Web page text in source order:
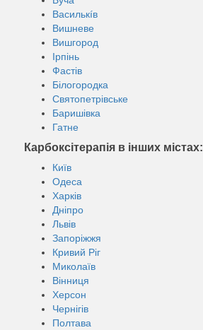
Василькíв
Вишневе
Вишгород
Ірпінь
Фастів
Білогородка
Святопетрівське
Баришівка
Гатне
Карбоксітерапія в інших містах:
Київ
Одеса
Харків
Дніпро
Львів
Запоріжжя
Кривий Ріг
Миколаїв
Вінниця
Херсон
Чернігів
Полтава